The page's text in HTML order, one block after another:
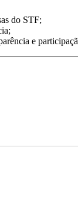
do STF;
e